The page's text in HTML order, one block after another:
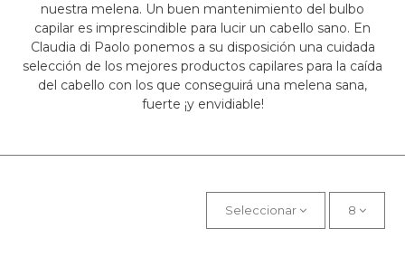
nuestra melena. Un buen mantenimiento del bulbo
capilar es imprescindible para lucir un cabello sano. En
Claudia di Paolo ponemos a su disposición una cuidada
selección de los mejores productos capilares para la caída
del cabello con los que conseguirá una melena sana,
fuerte ¡y envidiable!
Seleccionar 8